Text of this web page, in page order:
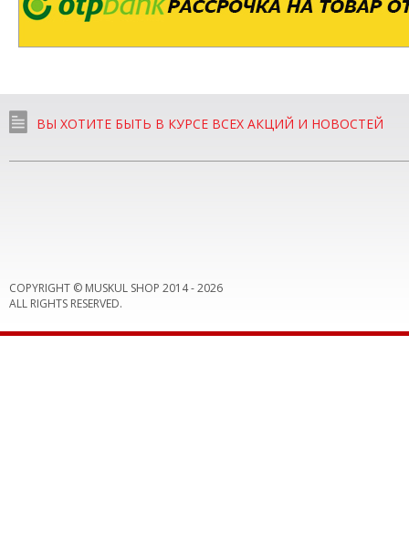
ВЫ ХОТИТЕ БЫТЬ В КУРСЕ ВСЕХ АКЦИЙ И НОВОСТЕЙ
COPYRIGHT © MUSKUL SHOP 2014 -2026
ALL RIGHTS RESERVED.